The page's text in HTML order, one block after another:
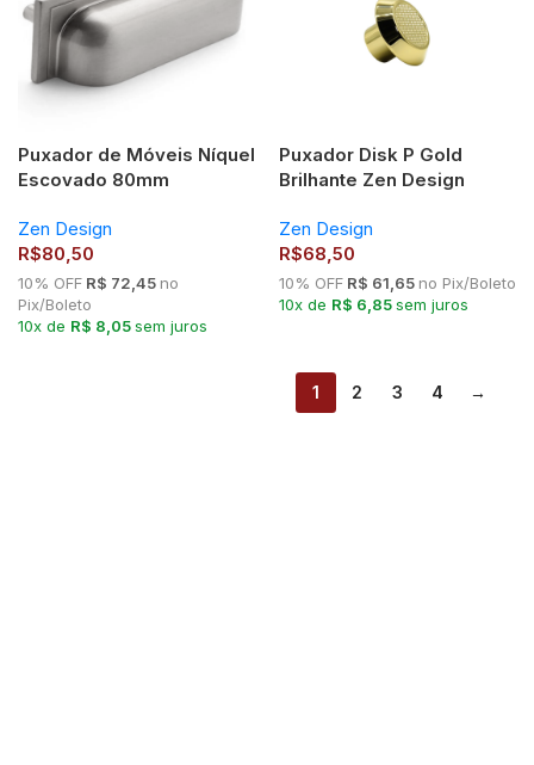
Puxador de Móveis Níquel
Escovado 80mm
Zen Design
R$80,50
10% OFFR$ 72,45 no
Pix/Boleto
10x de R$ 8,05sem juros
Puxador Disk P Gold
Brilhante Zen Design
Zen Design
R$68,50
10% OFFR$ 61,65 no Pix/Boleto
10x de R$ 6,85sem juros
1 2 3 4 →